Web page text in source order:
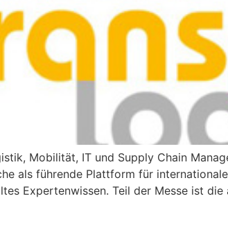
Mobilität, IT und Supply Chain
als führende Plattform für
Expertenwissen. Teil der Messe ist